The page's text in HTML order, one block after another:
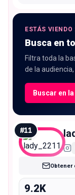
ESTÁS VIENDO
Busca en
Filtra toda la
de la
Buscar en
#11
Obtener
9.2K